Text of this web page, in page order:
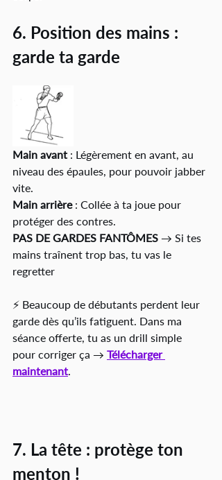
6. Position des mains :
garde ta garde
Main avant : Légèrement en avant, au
niveau des épaules, pour pouvoir jabber
vite.
Main arrière : Collée à ta joue pour
protéger des contres.
PAS DE GARDES FANTÔMES → Si tes
mains traînent trop bas, tu vas le
regretter
⚡ Beaucoup de débutants perdent leur
garde dès qu’ils fatiguent. Dans ma
séance offerte, tu as un drill simple
pour corriger ça → Télécharger
maintenant.
7. La tête : protège ton
menton !